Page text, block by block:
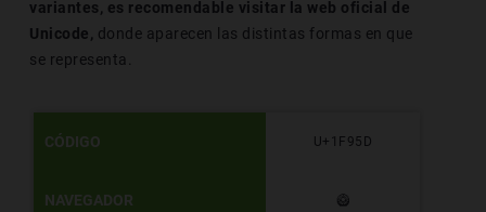
variantes, es recomendable visitar la web oficial de
Unicode,
donde aparecen las distintas formas en que
se representa.
CÓDIGO
NAVEGADOR
U+1F95D
🥝